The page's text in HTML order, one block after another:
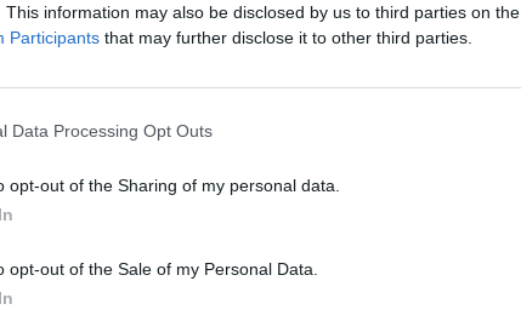
This information may also be disclosed by us to third parties on the
Participants that may further disclose it to other third parties.
Data Processing Opt Outs
opt-out of the Sharing of my personal data.
opt-out of the Sale of my Personal Data.